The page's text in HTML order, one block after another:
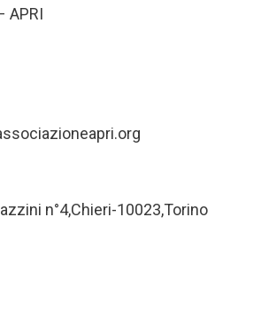
APRI
n°4,Chieri-10023,Torino